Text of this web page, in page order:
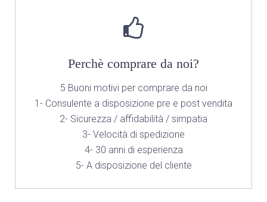
Perchè comprare da noi?
5 Buoni motivi per comprare da noi
1- Consulente a disposizione pre e post vendita
2- Sicurezza / affidabilità / simpatia
3- Velocità di spedizione
4- 30 anni di esperienza
5- A disposizione del cliente